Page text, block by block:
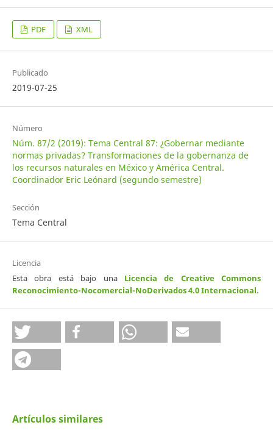
PDF XML
Publicado
2019-07-25
Número
Núm. 87/2 (2019): Tema Central 87: ¿Gobernar mediante
normas privadas? Transformaciones de la gobernanza de
los recursos naturales en México y América Central.
Coordinador Eric Leónard (segundo semestre)
Sección
Tema Central
Licencia
Esta obra está bajo una Licencia de Creative Commons
Reconocimiento-Nocomercial-NoDerivados 4.0 Internacional.
Artículos similares